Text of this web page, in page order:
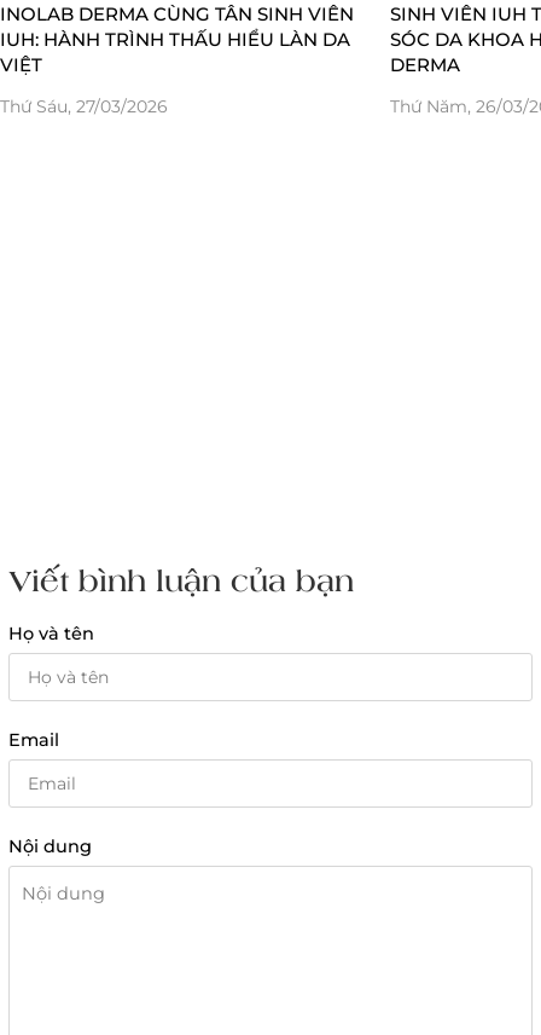
INOLAB DERMA CÙNG TÂN SINH VIÊN
IUH: HÀNH TRÌNH THẤU HIỂU LÀN DA
VIỆT
Thứ Sáu, 27/03/2026
SINH VIÊN IUH
SÓC DA KHOA
DERMA
Thứ Năm, 26/03/
Viết bình luận của bạn
Họ và tên
Email
Nội dung